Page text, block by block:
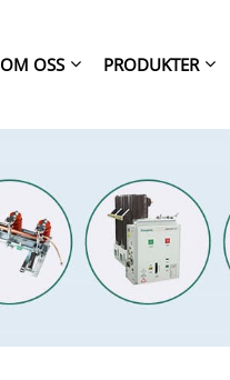
OM OSS PRODUKTER